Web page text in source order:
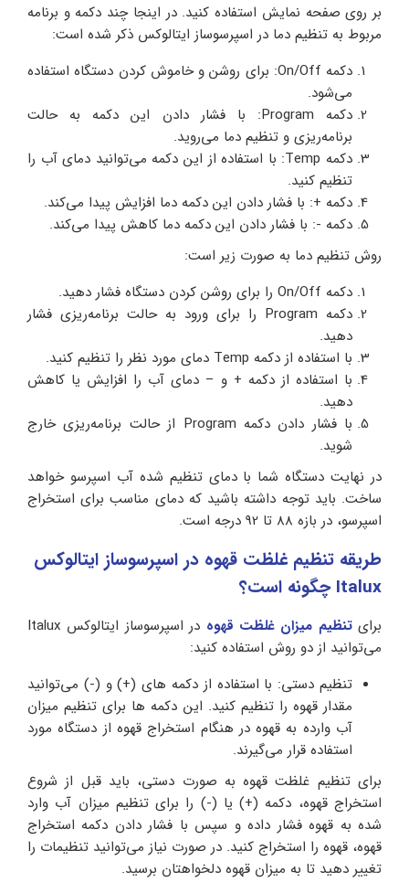
بر روی صفحه نمایش استفاده کنید. در اینجا چند دکمه و برنامه
مربوط به تنظیم دما در اسپرسوساز ایتالوکس ذکر شده است:
دکمه On/Off: برای روشن و خاموش کردن دستگاه استفاده
می‌شود.
دکمه Program: با فشار دادن این دکمه به حالت
برنامه‌ریزی و تنظیم دما می‌روید.
دکمه Temp: با استفاده از این دکمه می‌توانید دمای آب را
تنظیم کنید.
دکمه +: با فشار دادن این دکمه دما افزایش پیدا می‌کند.
دکمه -: با فشار دادن این دکمه دما کاهش پیدا می‌کند.
روش تنظیم دما به صورت زیر است:
دکمه On/Off را برای روشن کردن دستگاه فشار دهید.
دکمه Program را برای ورود به حالت برنامه‌ریزی فشار
دهید.
با استفاده از دکمه Temp دمای مورد نظر را تنظیم کنید.
با استفاده از دکمه + و – دمای آب را افزایش یا کاهش
دهید.
با فشار دادن دکمه Program از حالت برنامه‌ریزی خارج
شوید.
در نهایت دستگاه شما با دمای تنظیم شده آب اسپرسو خواهد
ساخت. باید توجه داشته باشید که دمای مناسب برای استخراج
اسپرسو، در بازه 88 تا 92 درجه است.
طریقه تنظیم غلظت قهوه در اسپرسوساز ایتالوکس
Italux چگونه است؟
برایتنظیم میزان غلظت قهوه
در اسپرسوساز ایتالوکس Italux
می‌توانید از دو روش استفاده کنید:
تنظیم دستی: با استفاده از دکمه های (+) و (-) می‌توانید
مقدار قهوه را تنظیم کنید. این دکمه ها برای تنظیم میزان
آب وارده به قهوه در هنگام استخراج قهوه از دستگاه مورد
استفاده قرار می‌گیرند.
برای تنظیم غلظت قهوه به صورت دستی، باید قبل از شروع
استخراج قهوه، دکمه (+) یا (-) را برای تنظیم میزان آب وارد
شده به قهوه فشار داده و سپس با فشار دادن دکمه استخراج
قهوه، قهوه را استخراج کنید. در صورت نیاز می‌توانید تنظیمات را
تغییر دهید تا به میزان قهوه دلخواهتان برسید.